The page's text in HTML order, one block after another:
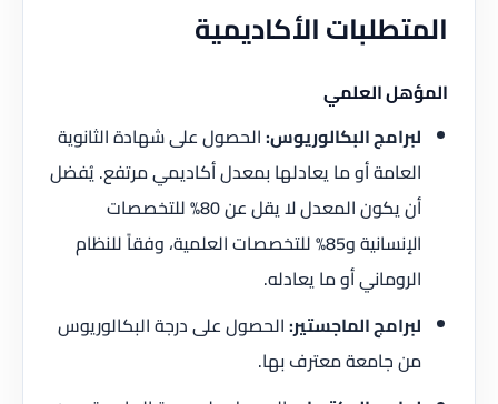
المتطلبات الأكاديمية
المؤهل العلمي
لبرامج البكالوريوس:الحصول على شهادة الثانوية
العامة أو ما يعادلها بمعدل أكاديمي مرتفع. يُفضل
أن يكون المعدل لا يقل عن 80% للتخصصات
الإنسانية و85% للتخصصات العلمية، وفقاً للنظام
الروماني أو ما يعادله.
لبرامج الماجستير:الحصول على درجة البكالوريوس
من جامعة معترف بها.